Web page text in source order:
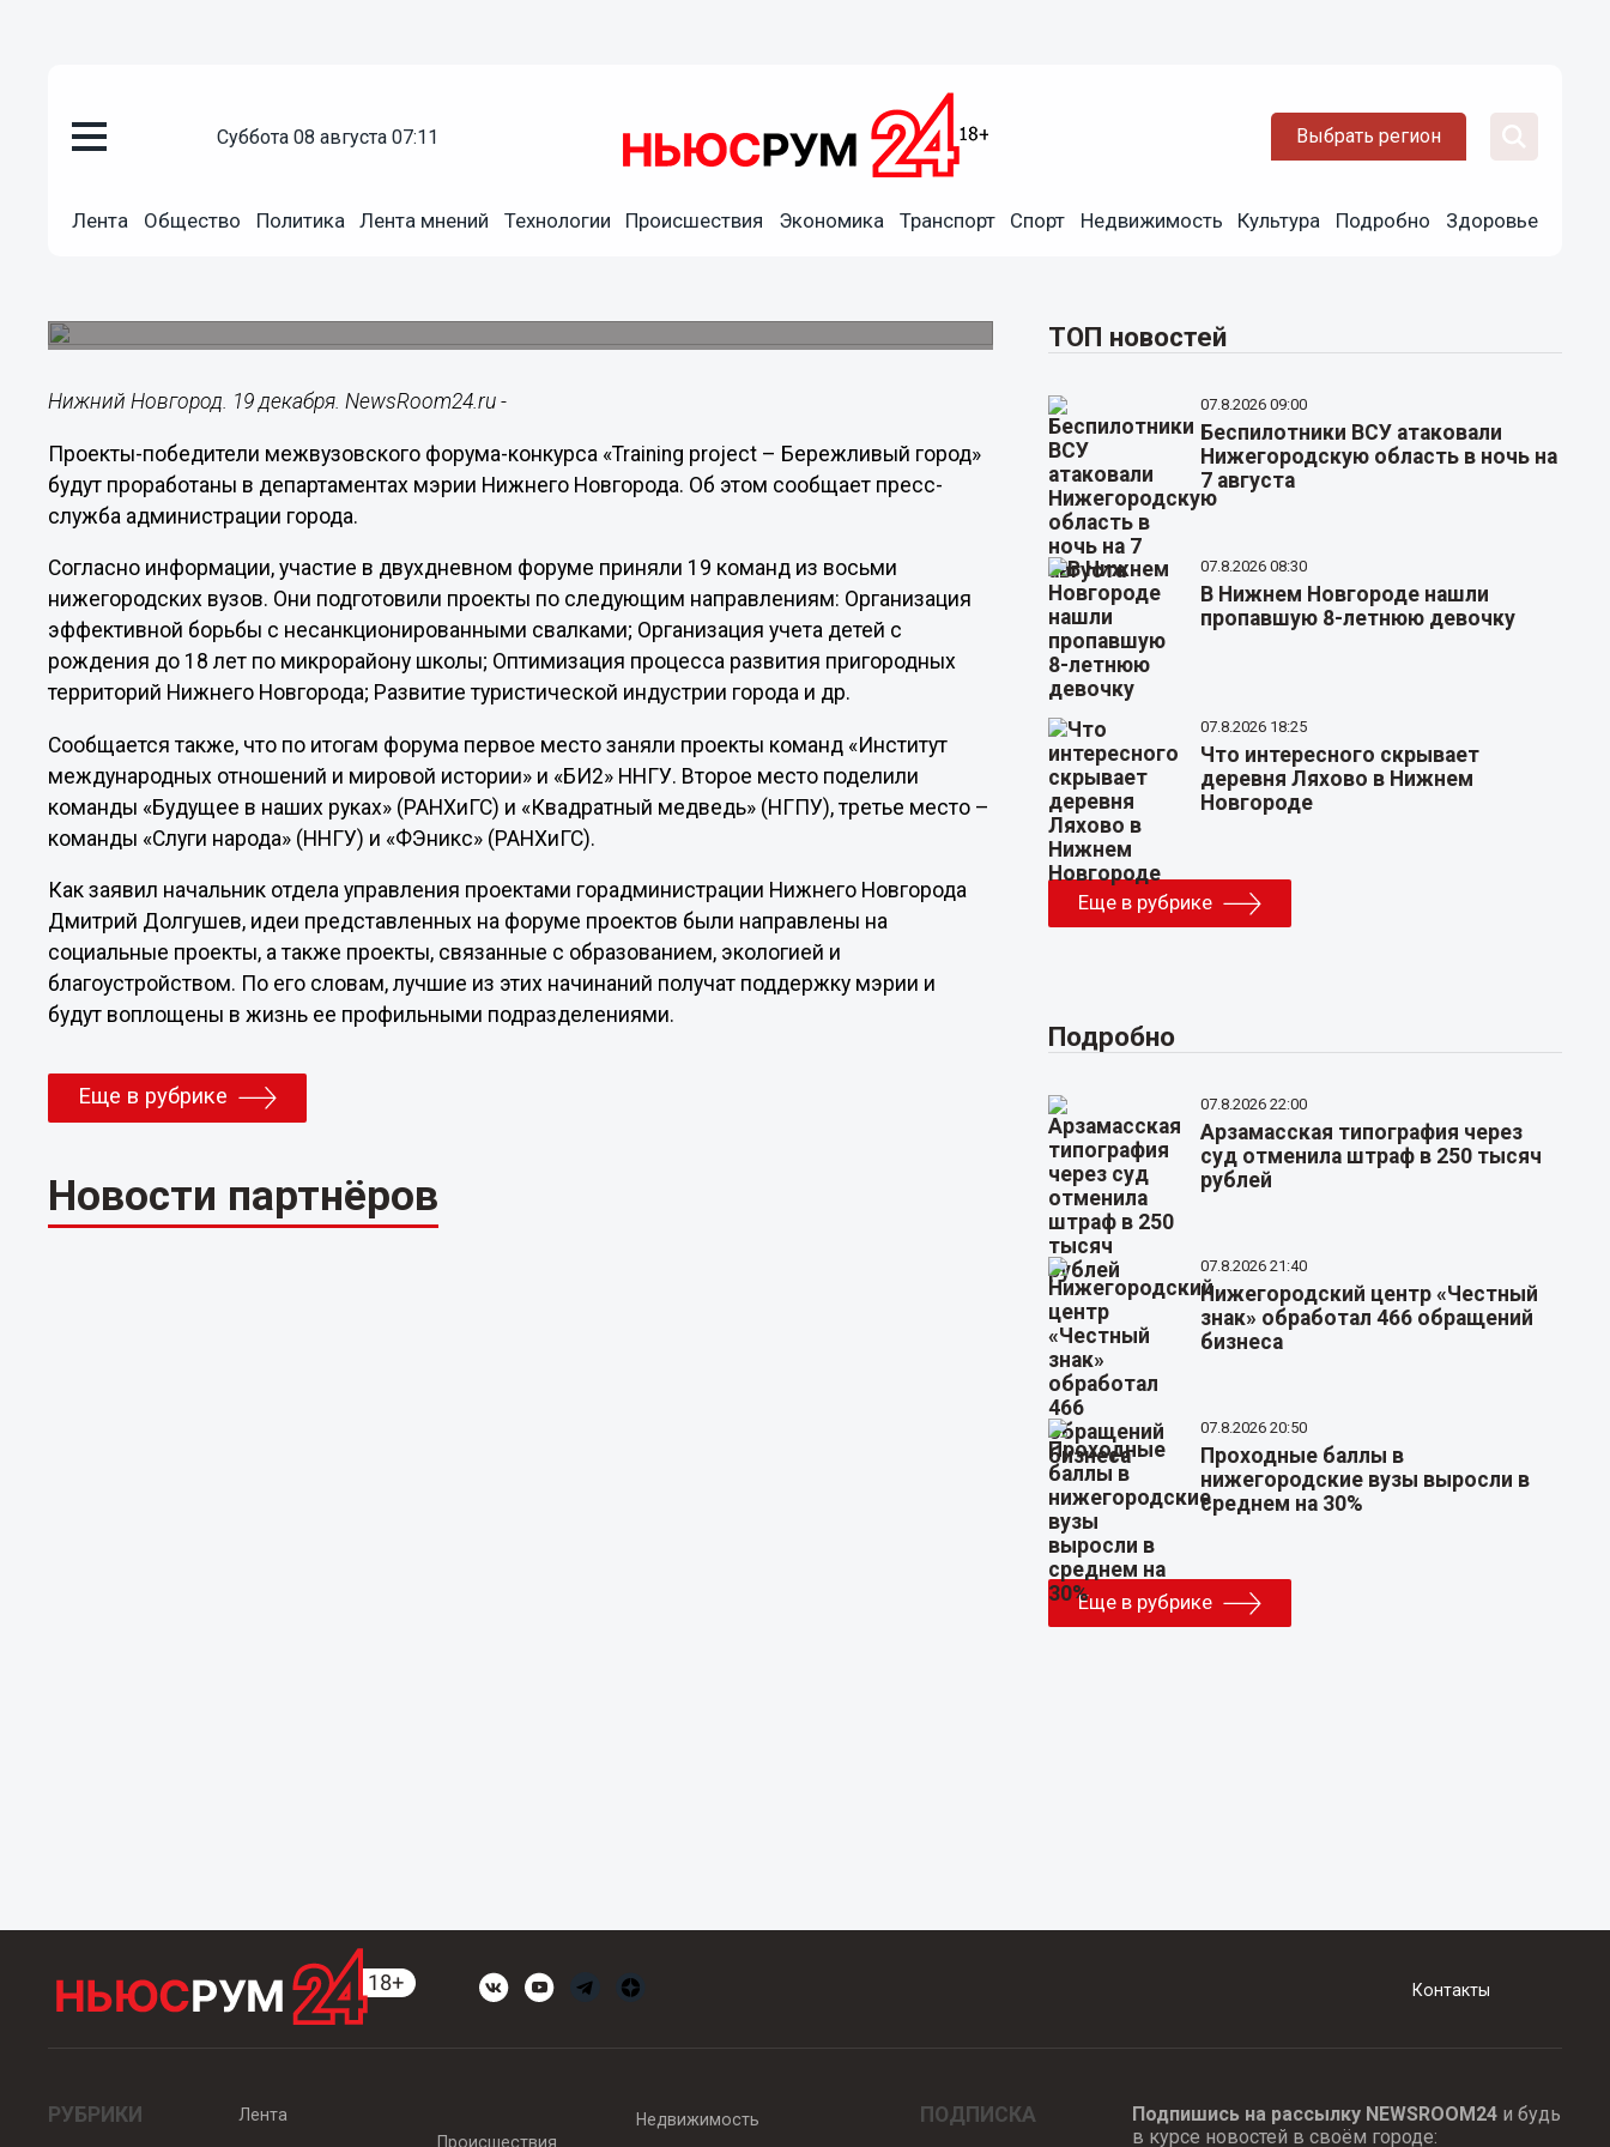
суббота 08 августа 07:11 Выбрать регион
Лента Общество Политика Лента мнений Технологии Происшествия Экономика Транспорт Спорт Недвижимость Культура Подробно Здоровье
Проекты форума «Training project – Бережливый город»
Нижний Новгород. 19 декабря. NewsRoom24.ru -
Проекты-победители межвузовского форума-конкурса «Training project – Бережливый город»
будут проработаны в департаментах мэрии Нижнего Новгорода. Об этом сообщает пресс-
служба администрации города.
Согласно информации, участие в двухдневном форуме приняли 19 команд из восьми
нижегородских вузов. Они подготовили проекты по следующим направлениям: Организация
эффективной борьбы с несанкционированными свалками; Организация учета детей с
рождения до 18 лет по микрорайону школы; Оптимизация процесса развития пригородных
территорий Нижнего Новгорода; Развитие туристической индустрии города и др.
Сообщается также, что по итогам форума первое место заняли проекты команд «Институт
международных отношений и мировой истории» и «БИ2» ННГУ. Второе место поделили
команды «Будущее в наших руках» (РАНХиГС) и «Квадратный медведь» (НГПУ), третье место –
команды «Слуги народа» (ННГУ) и «ФЭникс» (РАНХиГС).
Как заявил начальник отдела управления проектами горадминистрации Нижнего Новгорода
Дмитрий Долгушев, идеи представленных на форуме проектов были направлены на
социальные проекты, а также проекты, связанные с образованием, экологией и
благоустройством. По его словам, лучшие из этих начинаний получат поддержку мэрии и
будут воплощены в жизнь ее профильными подразделениями.
Еще в рубрике
Новости партнёров
ТОП новостей
07.8.2026 09:00
Беспилотники ВСУ атаковали
Нижегородскую область в ночь на
7 августа
07.8.2026 08:30
В Нижнем Новгороде нашли
пропавшую 8-летнюю девочку
07.8.2026 18:25
Что интересного скрывает
деревня Ляхово в Нижнем
Новгороде
Еще в рубрике
Подробно
07.8.2026 22:00
Арзамасская типография через
суд отменила штраф в 250 тысяч
рублей
07.8.2026 21:40
Нижегородский центр «Честный
знак» обработал 466 обращений
бизнеса
07.8.2026 20:50
Проходные баллы в
нижегородские вузы выросли в
среднем на 30%
Еще в рубрике
Контакты
РУБРИКИ
Лента
Происшествия
Недвижимость ПОДПИСКА Подпишись на рассылку NEWSROOM24и будь
в курсе новостей в своём городе: